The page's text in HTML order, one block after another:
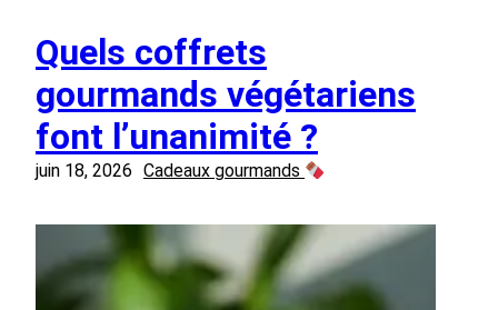
Quels coffrets
gourmands végétariens
font l’unanimité ?
juin 18, 2026 Cadeaux gourmands